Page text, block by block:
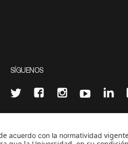
SÍGUENOS